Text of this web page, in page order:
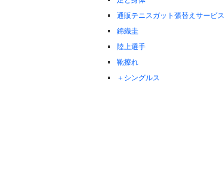
通販テニスガット張替えサービス
錦織圭
陸上選手
靴擦れ
＋シングルス